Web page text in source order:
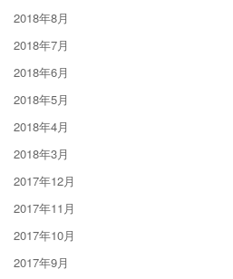
2018年8月
2018年7月
2018年6月
2018年5月
2018年4月
2018年3月
2017年12月
2017年11月
2017年10月
2017年9月